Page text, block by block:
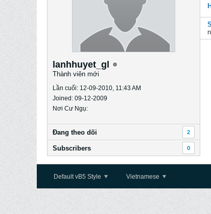
lanhhuyet_gl
Thành viên mới
Lần cuối: 12-09-2010, 11:43 AM
Joined: 09-12-2009
Nơi Cư Ngụ:
Ðang theo dõi 2
Subscribers 0
Default vB5 Style Vietnamese